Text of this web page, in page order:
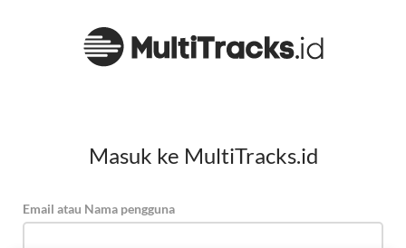
Masuk ke MultiTracks.id
Email atau Nama pengguna